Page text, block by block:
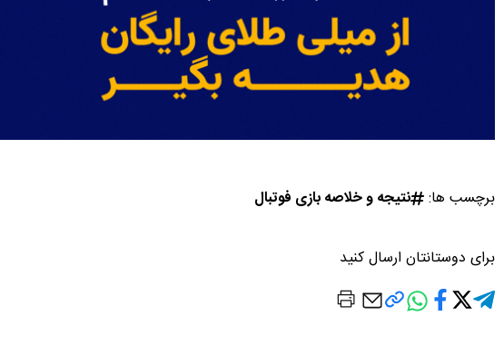
برچسب ها: نتیجه و خلاصه بازی فوتبال
برای دوستانتان ارسال کنید